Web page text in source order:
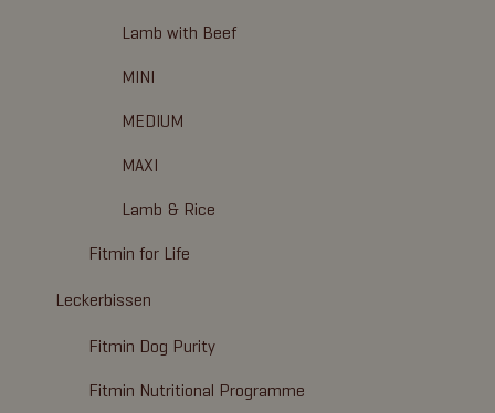
Lamb with Beef
MINI
MEDIUM
MAXI
Lamb & Rice
Fitmin for Life
Leckerbissen
Fitmin Dog Purity
Fitmin Nutritional Programme